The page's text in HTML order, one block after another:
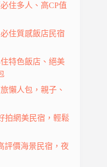
住多人、高CP值
住質感飯店民宿
特色飯店、絕美
懶人包，親子、
拍網美民宿，輕鬆
評價海景民宿，夜